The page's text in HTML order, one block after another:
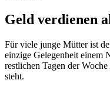
Geld verdienen
Für viele junge Mütter ist
einzige Gelegenheit einem
restlichen Tagen der
steht.